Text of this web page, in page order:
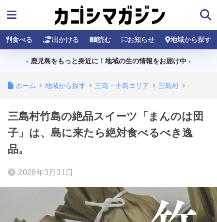
食べる 出かける 読む お知らせ 地域から探す
- 鹿児島をもっと身近に！地域の生の情報をお届け中 -
ホーム 地域から探す 三島・十島エリア 三島村
三島村竹島の絶品スイーツ「まんのは団
子」は、島に来たら絶対食べるべき逸
品。
2026年3月31日